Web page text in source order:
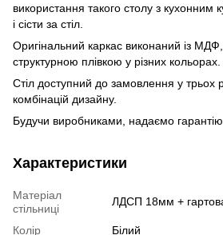
використання такого столу з кухонним
і сісти за стіл.
Оригінальний каркас виконаний із
структурною плівкою у різних кольорах.
Стіл доступний до замовлення у трьох
комбінацій дизайну.
Будучи виробниками, надаємо гарантію
Характеристики
Матеріал
стільниці
ЛДСП 18мм +
Колір
Білий